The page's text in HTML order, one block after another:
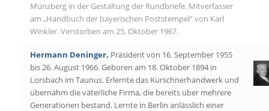
Münzberg in der Gestaltung der Rundbriefe. Mitverfasser
am „Handbuch der bayerischen Poststempel“ von Karl
Winkler. Verstorben am 25. Oktober 1967.
Hermann Deninger, Präsident von 16. September 1955
bis 26. August 1966. Geboren am 18. Oktober 1894 in
Lorsbach im Taunus. Erlernte das Kürschnerhandwerk und
übernahm die väterliche Firma, die bereits über mehrere
Generationen bestand. Lernte in Berlin anlässlich einer